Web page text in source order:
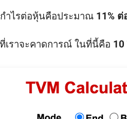
ำไรต่อหุ้นคือประมาณ 11% ต่
เราจะคาดการณ์ ในที่นี้คือ 10